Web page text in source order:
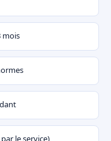
mois
le service)